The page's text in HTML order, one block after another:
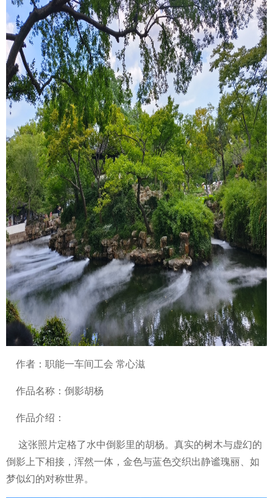
作者：职能一车间工会 常心滋
作品名称：倒影胡杨
作品介绍：
这张照片定格了水中倒影里的胡杨。真实的树木与虚幻的
倒影上下相接，浑然一体，金色与蓝色交织出静谧瑰丽、如
梦似幻的对称世界。